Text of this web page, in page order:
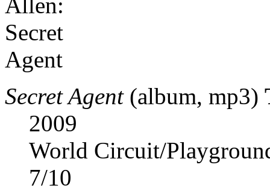
Secret Agent(album, mp3)
2009
World Circuit/
7/10